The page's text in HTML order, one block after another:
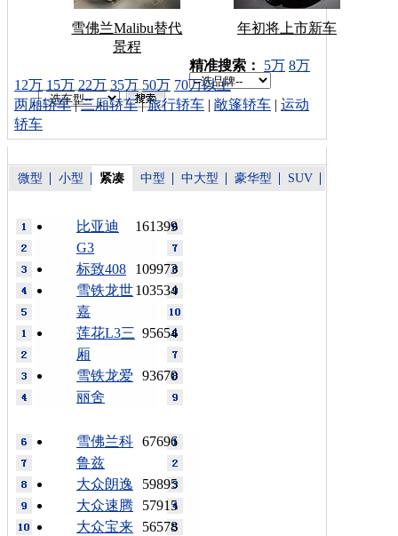
雪佛兰Malibu替代
景程
年初将上市新车
车型搜索：
精准搜索： 5万 8万
12万 15万 22万 35万 50万 70万以上
两厢轿车|三厢轿车|旅行轿车 | 敞篷轿车 | 运动
轿车
微型 小型 紧凑 中型 中大型 豪华型 SUV
161399
比亚迪
G3
109973
标致408
103534
雪铁龙世
嘉
95654
莲花L3三
厢
93670
雪铁龙爱
丽舍
67696
雪佛兰科
鲁兹
59895
大众朗逸
57915
大众速腾
56578
大众宝来